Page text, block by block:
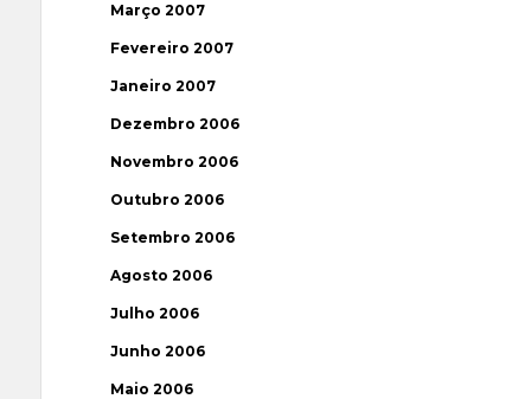
Março 2007
Fevereiro 2007
Janeiro 2007
Dezembro 2006
Novembro 2006
Outubro 2006
Setembro 2006
Agosto 2006
Julho 2006
Junho 2006
Maio 2006